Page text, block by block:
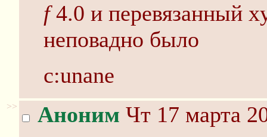
f4.0 и перевязанный
неповадно было
c:unane
>> Аноним Чт 17 марта